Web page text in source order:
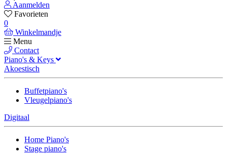
Aanmelden
Favorieten
0
Winkelmandje
Menu
Contact
Piano's & Keys
Akoestisch
Buffetpiano's
Vleugelpiano's
Digitaal
Home Piano's
Stage piano's